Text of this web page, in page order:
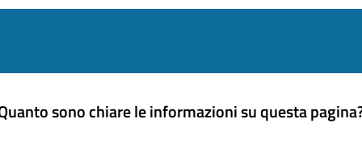
sono chiare le informazioni su questa